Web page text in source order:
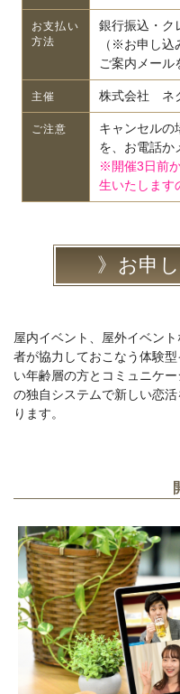
お支払い
方法
銀行振込・ク
（※お申し込
ご案内メール
主催 株式会社 ネ
ご注意
キャンセルの
を、お電話か
※開催3日前
生いたします
お申
屋内イベント、屋外イベン
者が協力しておこなう体験
い年齢層の方とコミュニケ
の独自システムで新しい恋
ります。